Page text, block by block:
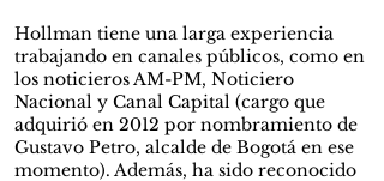
Hollman tiene una larga experiencia
trabajando en canales públicos, como en
los noticieros AM-PM, Noticiero
Nacional y Canal Capital (cargo que
adquirió en 2012 por nombramiento de
Gustavo Petro, alcalde de Bogotá en ese
momento). Además, ha sido reconocido